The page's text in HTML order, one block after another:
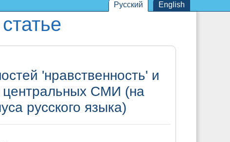
Русский English
'нравственность' и
центральных СМИ (на
русского языка)